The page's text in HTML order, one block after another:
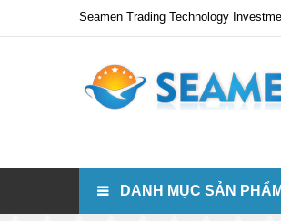
Seamen Trading Technology
DANH MỤC SẢN PHẨM